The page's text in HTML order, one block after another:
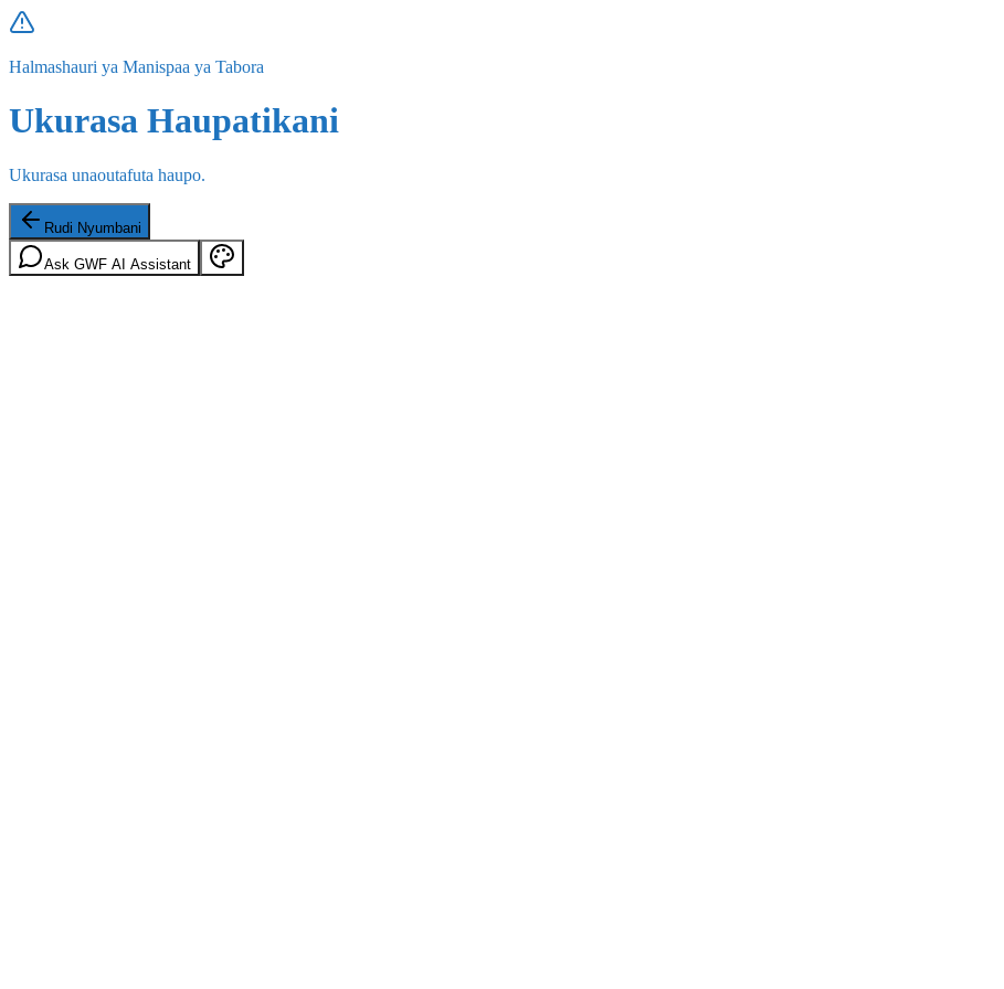
Halmashauri ya Manispaa ya Tabora
Ukurasa Haupatikani
Ukurasa unaoutafuta haupo.
Rudi Nyumbani
Ask GWF AI Assistant